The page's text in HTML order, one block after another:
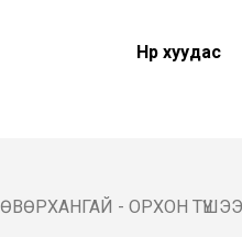
Нүүр хуудас
ӨВӨРХАНГАЙ - ОРХОН